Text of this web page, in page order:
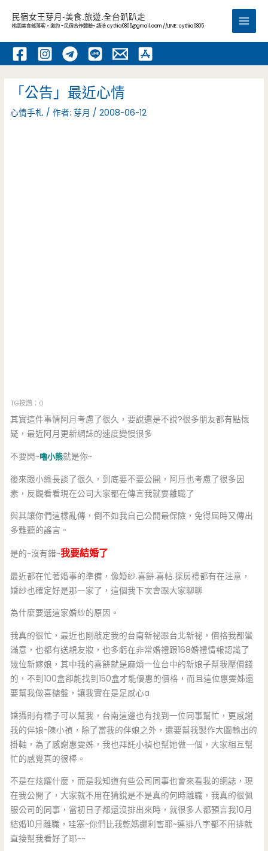
內
民宿女王芽月-美食.旅遊.全台趴趴走
桃園美食部落客，邀約 -民宿合作體驗~ 請洽cythia0805@gmail.com //LINE: cythia0805
Main
「公告」最近心情
心情手札 / 作者:芽月 /2008-06-12
TG按讚：0
其實這件事情阿月考慮了很久，要說還是不說?很多朋友都有點懷
疑，最近阿月更新網誌的速度變慢很多
不要閃~嚕小熊就是你~
後來跟小綠長談了很久，到底要不要公開，阿月也考慮了很多因
素，反觀看看現在公司大家都在傳言我就要離職了
與其讓你們這樣亂傳，倒不如我自己公開最保險，免得屆時又傳出
多難聽的謠言。
是的~沒有錯~我要結婚了
最近都在忙著婚事的準備，像婚紗.喜餅.喜帖.探房禮都有在注意，
婚紗也確定好是那一家了，這個我下次會跟大家聊聊
為什麼要選這家婚紗的原因。
我真的很忙，最近也剛敲定我的台南新祕跟台北新祕，價格我都蠻
滿意，也都有送親友妝，也多虧在非常婚禮跟168婚禮情報認識了
幾位新嫁娘，其中我的喜餅就是麻煩一位台中的新娘子幫我壓價錢
的，不到100盒卻能找到150盒才能優惠的價格，而且這位惠雯姊還
要幫我做喜糖盤，讓我實在是足感心a
婚攝則有橘子可以幫我，台南這邊也有找到一位同事幫忙，更感謝
我的伴娘-陳小禎，除了當我的伴娘之外，還要幫我製作大圖輸出的
掛軸，為了感謝惠雯姊，我也拜託小禎也幫她做一個，大家相互幫
忙的感覺真的很棒。
不是在炫耀什麼，而是我知道有些公司同事也會來看我的網誌，現
在我公開了，大家就不用在猜說是不是真的何時離職，我真的很佩
服公司的同事，當初日子都還沒排出來時，就很多人都預言我10月
結婚10月離職，哇塞~你們比我乾媽還利害耶~連排八字都不用排就
直接幫我看好了耶~~